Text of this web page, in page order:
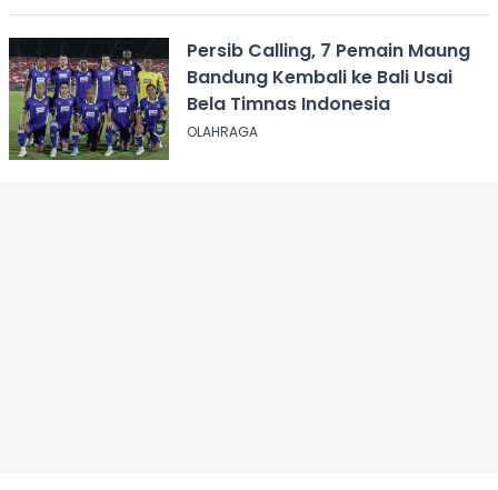
Persib Calling, 7 Pemain Maung
Bandung Kembali ke Bali Usai
Bela Timnas Indonesia
OLAHRAGA